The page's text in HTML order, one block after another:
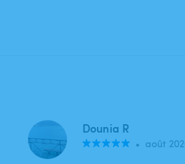
Dounia R
• août